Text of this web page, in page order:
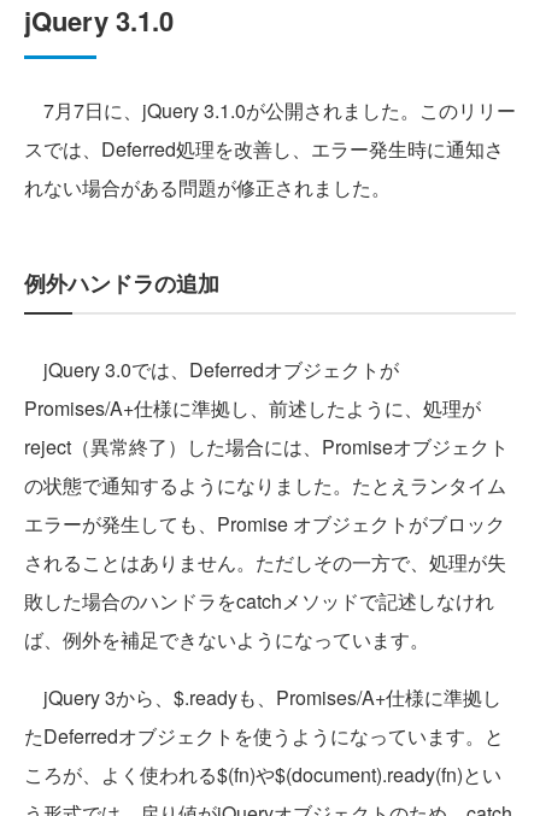
jQuery 3.1.0
7月7日に、jQuery 3.1.0が公開されました。このリリー
スでは、Deferred処理を改善し、エラー発生時に通知さ
れない場合がある問題が修正されました。
例外ハンドラの追加
jQuery 3.0では、Deferredオブジェクトが
Promises/A+仕様に準拠し、前述したように、処理が
reject（異常終了）した場合には、Promiseオブジェクト
の状態で通知するようになりました。たとえランタイム
エラーが発生しても、Promise オブジェクトがブロック
されることはありません。ただしその一方で、処理が失
敗した場合のハンドラをcatchメソッドで記述しなけれ
ば、例外を補足できないようになっています。
jQuery 3から、$.readyも、Promises/A+仕様に準拠し
たDeferredオブジェクトを使うようになっています。と
ころが、よく使われる$(fn)や$(document).ready(fn)とい